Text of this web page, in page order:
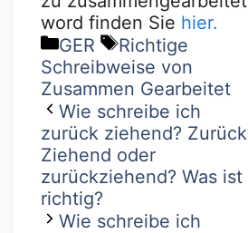
word finden Sie hier.
GER
Richtige
Schreibweise von
Zusammen Gearbeitet
Wie schreibe ich
zurück ziehend? Zurück
Ziehend oder
zurückziehend? Was ist
richtig?
Wie schreibe ich